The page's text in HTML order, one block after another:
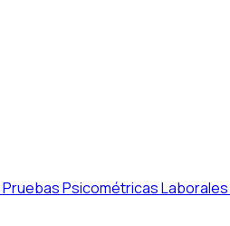
Pruebas Psicométricas Laborales